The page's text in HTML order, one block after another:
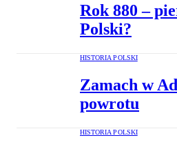
Rok 880 –
Polski?
HISTORIA POLSKI
Zamach w
powrotu
HISTORIA POLSKI